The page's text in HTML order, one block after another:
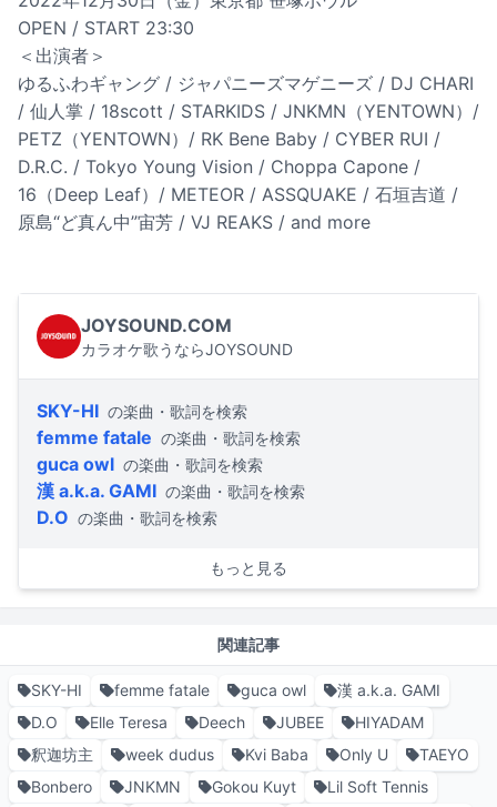
OPEN / START 23:30
＜出演者＞
ゆるふわギャング / ジャパニーズマゲニーズ / DJ CHARI
/ 仙人掌 / 18scott / STARKIDS / JNKMN（YENTOWN）/
PETZ（YENTOWN）/ RK Bene Baby / CYBER RUI /
D.R.C. / Tokyo Young Vision / Choppa Capone /
16（Deep Leaf）/ METEOR / ASSQUAKE / 石垣吉道 /
原島“ど真ん中”宙芳 / VJ REAKS / and more
JOYSOUND.COM
カラオケ歌うならJOYSOUND
SKY-HI の楽曲・歌詞を検索
femme fatale の楽曲・歌詞を検索
guca owl の楽曲・歌詞を検索
漢 a.k.a. GAMI の楽曲・歌詞を検索
D.O の楽曲・歌詞を検索
もっと見る
関連記事
SKY-HI femme fatale guca owl
漢 a.k.a. GAMI
D.O
Elle Teresa Deech JUBEE
HIYADAM
釈迦坊主
week dudus Kvi Baba Only U
TAEYO
Bonbero
JNKMN Gokou Kuyt
Lil Soft Tennis